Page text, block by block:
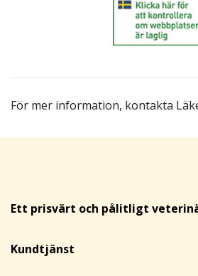
För mer information, kontakta
Ett prisvärt och pålitligt
Kundtjänst